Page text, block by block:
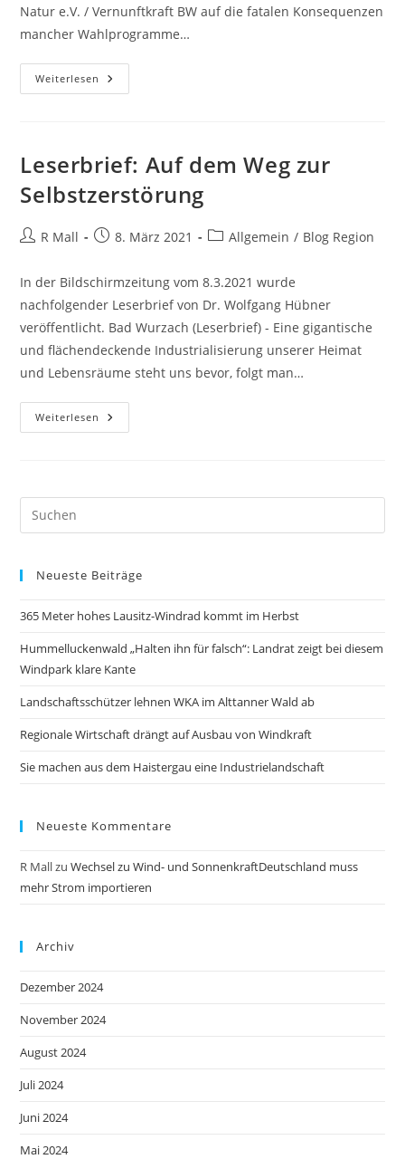
Natur e.V. / Vernunftkraft BW auf die fatalen Konsequenzen
mancher Wahlprogramme…
Weiterlesen Landtagswahl
Gegen
Leserbrief: Auf dem Weg zur
Selbstzerstörung
Beitrags-
R Mall
Beitrag8. März 2021
Beitrags-
Allgemein / Blog Region
In der Bildschirmzeitung vom 8.3.2021 wurde
nachfolgender Leserbrief von Dr. Wolfgang Hübner
veröffentlicht. Bad Wurzach (Leserbrief) - Eine gigantische
und flächendeckende Industrialisierung unserer Heimat
und Lebensräume steht uns bevor, folgt man…
Weiterlesen Leserbrief:
Auf
Neueste Beiträge
365 Meter hohes Lausitz-Windrad kommt im Herbst
Hummelluckenwald „Halten ihn für falsch“: Landrat zeigt bei diesem
Windpark klare Kante
Landschaftsschützer lehnen WKA im Alttanner Wald ab
Regionale Wirtschaft drängt auf Ausbau von Windkraft
Sie machen aus dem Haistergau eine Industrielandschaft
Neueste Kommentare
R MallzuWechsel zu Wind- und SonnenkraftDeutschland muss
mehr Strom importieren
Archiv
Dezember 2024
November 2024
August 2024
Juli 2024
Juni 2024
Mai 2024